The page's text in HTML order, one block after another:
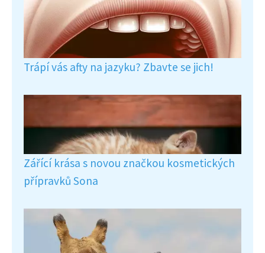
Trápí vás afty na jazyku? Zbavte se jich!
Zářící krása s novou značkou kosmetických
přípravků Sona